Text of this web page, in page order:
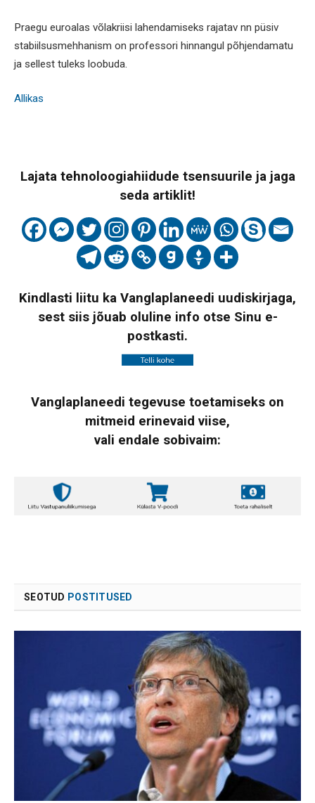
Praegu euroalas võlakriisi lahendamiseks rajatav nn püsiv
stabiilsusmehhanism on professori hinnangul põhjendamatu
ja sellest tuleks loobuda.
Allikas
Lajata tehnoloogiahiidude tsensuurile ja jaga
seda artiklit!
Kindlasti liitu ka Vanglaplaneedi uudiskirjaga,
sest siis jõuab oluline info otse Sinu e-
postkasti.
Vanglaplaneedi tegevuse toetamiseks on
mitmeid erinevaid viise,
vali endale sobivaim:
SEOTUD POSTITUSED